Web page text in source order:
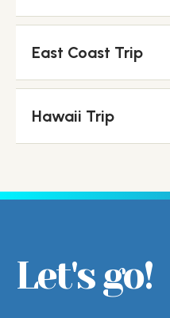
East Coast Trip
Hawaii Trip
Let's go!